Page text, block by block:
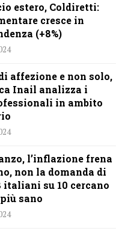
estero, Coldiretti:
cresce in
(+8%)
affezione e non solo,
Inail analizza i
in ambito
l’inflazione frena
non la domanda di
italiani su 10 cercano
sano